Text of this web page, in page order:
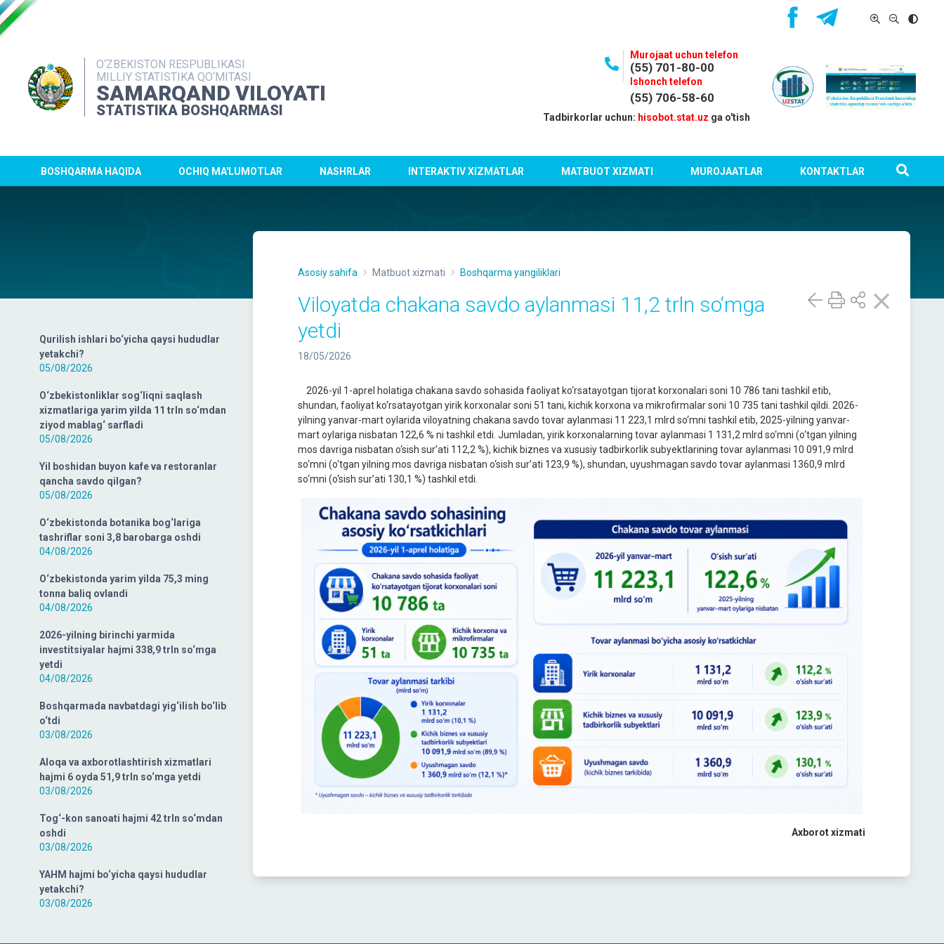
O‘ZBEKISTON RESPUBLIKASI
MILLIY STATISTIKA QO‘MITASI
SAMARQAND VILOYATI
STATISTIKA BOSHQARMASI
Murojaat uchun telefon
(55) 701-80-00
Ishonch telefon
(55) 706-58-60
Tadbirkorlar uchun: hisobot.stat.uz ga o'tish
BOSHQARMA HAQIDA OCHIQ MA'LUMOTLAR NASHRLAR INTERAKTIV XIZMATLAR MATBUOT XIZMATI MUROJAATLAR KONTAKTLAR
Qurilish ishlari bo‘yicha qaysi hududlar
yetakchi?
05/08/2026
O‘zbekistonliklar sog‘liqni saqlash
xizmatlariga yarim yilda 11 trln so‘mdan
ziyod mablag‘ sarfladi
05/08/2026
Yil boshidan buyon kafe va restoranlar
qancha savdo qilgan?
05/08/2026
O‘zbekistonda botanika bog‘lariga
tashriflar soni 3,8 barobarga oshdi
04/08/2026
O‘zbekistonda yarim yilda 75,3 ming
tonna baliq ovlandi
04/08/2026
2026-yilning birinchi yarmida
investitsiyalar hajmi 338,9 trln so‘mga
yetdi
04/08/2026
Boshqarmada navbatdagi yig‘ilish bo‘lib
o‘tdi
03/08/2026
Aloqa va axborotlashtirish xizmatlari
hajmi 6 oyda 51,9 trln so‘mga yetdi
03/08/2026
Tog‘-kon sanoati hajmi 42 trln so‘mdan
oshdi
03/08/2026
YAHM hajmi bo‘yicha qaysi hududlar
yetakchi?
03/08/2026
Asosiy sahifa Matbuot xizmati Boshqarma yangiliklari
Viloyatda chakana savdo aylanmasi 11,2 trln so‘mga
yetdi
18/05/2026
2026-yil 1-aprel holatiga chakana savdo sohasida faoliyat ko‘rsatayotgan tijorat korxonalari soni 10 786 tani tashkil etib,
shundan, faoliyat ko‘rsatayotgan yirik korxonalar soni 51 tani, kichik korxona va mikrofirmalar soni 10 735 tani tashkil qildi. 2026-
yilning yanvar-mart oylarida viloyatning chakana savdo tovar aylanmasi 11 223,1 mlrd so‘mni tashkil etib, 2025-yilning yanvar-
mart oylariga nisbatan 122,6 % ni tashkil etdi. Jumladan, yirik korxonalarning tovar aylanmasi 1 131,2 mlrd so‘mni (o‘tgan yilning
mos davriga nisbatan o‘sish sur’ati 112,2 %), kichik biznes va xususiy tadbirkorlik subyektlarining tovar aylanmasi 10 091,9 mlrd
so‘mni (o‘tgan yilning mos davriga nisbatan o‘sish sur’ati 123,9 %), shundan, uyushmagan savdo tovar aylanmasi 1360,9 mlrd
so‘mni (o‘sish sur’ati 130,1 %) tashkil etdi.
Axborot xizmati